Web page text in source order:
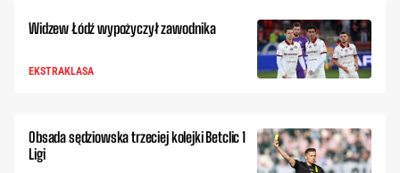
Widzew Łódź wypożyczył zawodnika
EKSTRAKLASA
Obsada sędziowska trzeciej kolejki Betclic 1
Ligi